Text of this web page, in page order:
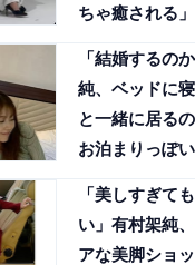
ちゃ癒される」
「結婚するの
純、ベッドに
と一緒に居る
お泊まりっぽ
「美しすぎて
い」有村架純
アな美脚ショ